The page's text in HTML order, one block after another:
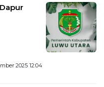
2025 12:04